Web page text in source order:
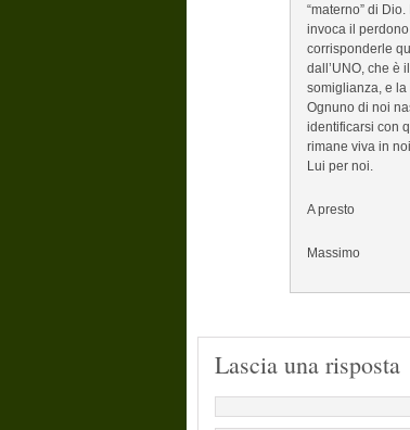
“materno” di
invoca il
corrisponderle
dall’UNO, che è
somiglianza, e la
Ognuno di noi
identificarsi con
rimane viva in
Lui per noi.
A presto
Massimo
Lascia una risposta